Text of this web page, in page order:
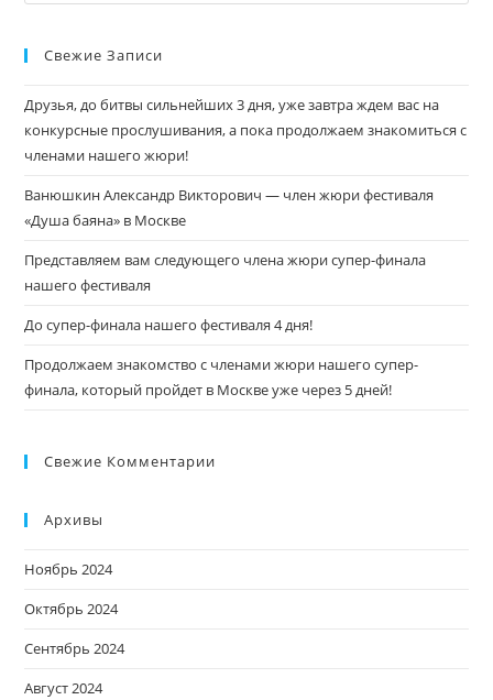
Свежие Записи
Друзья, до битвы сильнейших 3 дня, уже завтра ждем вас на
конкурсные прослушивания, а пока продолжаем знакомиться с
членами нашего жюри!
Ванюшкин Александр Викторович — член жюри фестиваля
«Душа баяна» в Москве
Представляем вам следующего члена жюри супер-финала
нашего фестиваля
До супер-финала нашего фестиваля 4 дня!
Продолжаем знакомство с членами жюри нашего супер-
финала, который пройдет в Москве уже через 5 дней!
Свежие Комментарии
Архивы
Ноябрь 2024
Октябрь 2024
Сентябрь 2024
Август 2024